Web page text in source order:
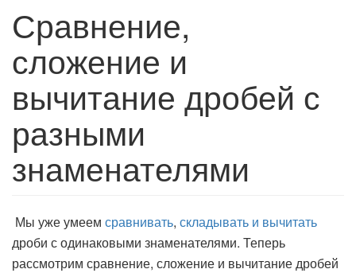
Сравнение,
сложение и
вычитание дробей с
разными
знаменателями
Мы уже умеем сравнивать, складывать и вычитать
дроби с одинаковыми знаменателями. Теперь
рассмотрим сравнение, сложение и вычитание дробей